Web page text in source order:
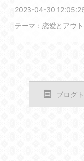
2023-04-30
テーマ： 恋愛とアウ
ブログ